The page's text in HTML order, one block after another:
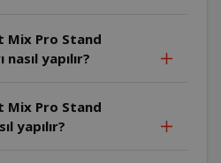
Mix Pro Stand
yapılır?
Mix Pro Stand
yapılır?